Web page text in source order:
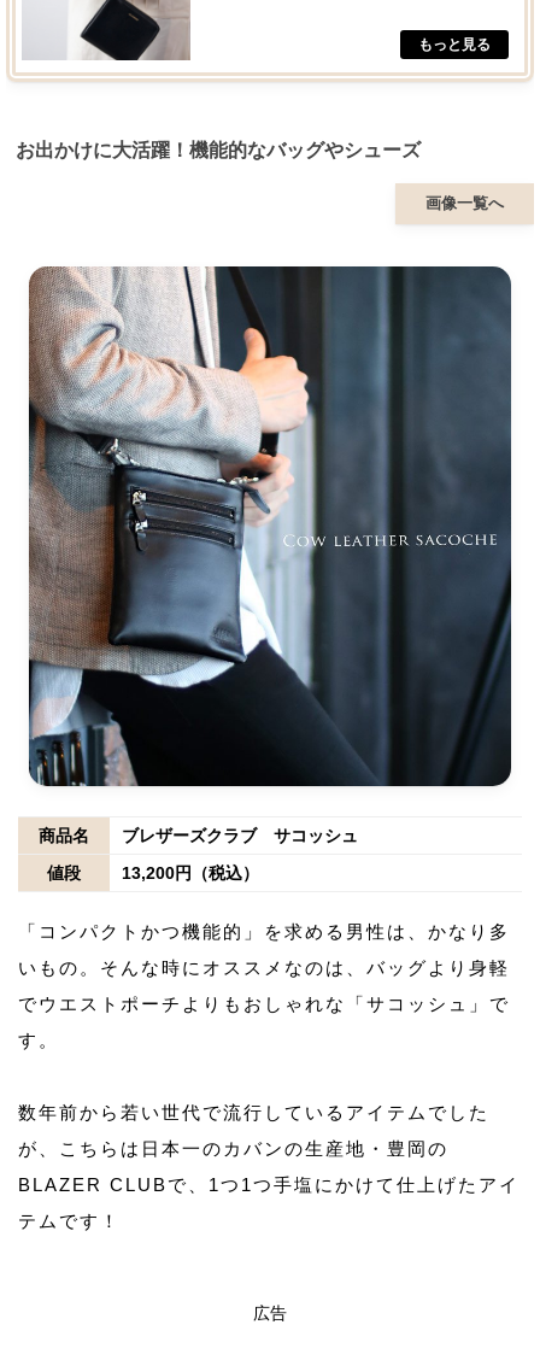
お出かけに大活躍！機能的なバッグやシューズ
画像一覧へ
商品名
ブレザーズクラブ サコッシュ
値段
13,200円（税込）
「コンパクトかつ機能的」を求める男性は、かなり多
いもの。そんな時にオススメなのは、バッグより身軽
でウエストポーチよりもおしゃれな「サコッシュ」で
す。
数年前から若い世代で流行しているアイテムでした
が、こちらは日本一のカバンの生産地・豊岡の
BLAZER CLUBで、1つ1つ手塩にかけて仕上げたアイ
テムです！
広告